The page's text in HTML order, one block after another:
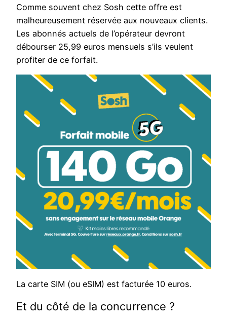
Comme souvent chez Sosh cette offre est
malheureusement réservée aux nouveaux clients.
Les abonnés actuels de l’opérateur devront
débourser 25,99 euros mensuels s’ils veulent
profiter de ce forfait.
La carte SIM (ou eSIM) est facturée 10 euros.
Et du côté de la concurrence ?